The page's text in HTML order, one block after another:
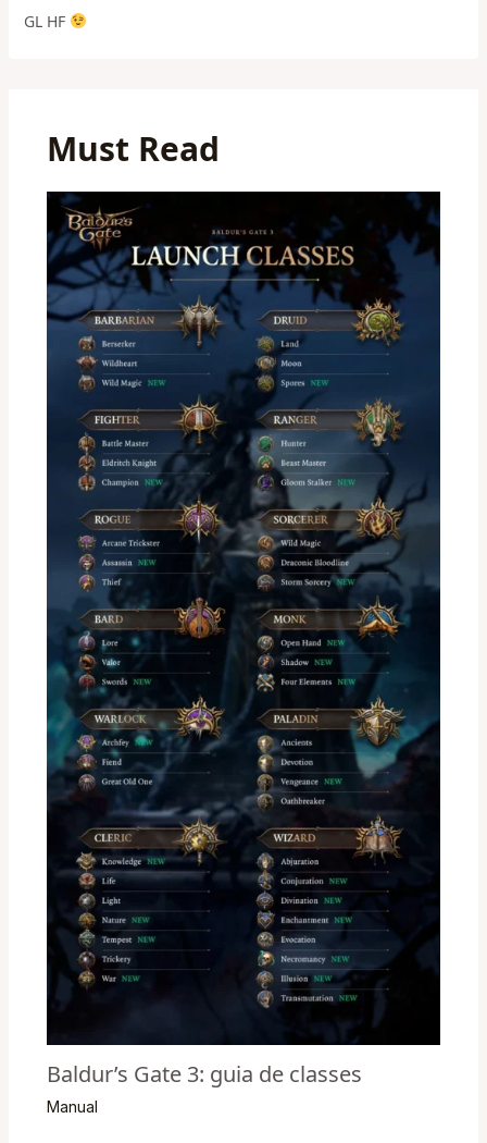
GL HF
Must Read
Baldur’s Gate 3: guia de classes
Manual